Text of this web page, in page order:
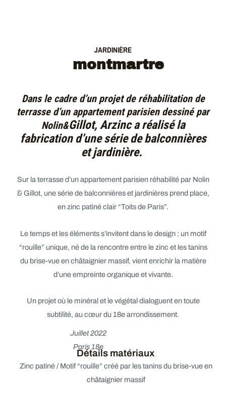
JARDINIÈRE
montmartre
Dans le cadre d’un projet de réhabilitation de
terrasse d’un appartement parisien dessiné par
Nolin&Gillot, Arzinc a réalisé la
fabrication d’une série de balconnières
et jardinière.
Sur la terrasse d’un appartement parisien réhabilité par Nolin
& Gillot, une série de balconnières et jardinièresprend place,
enzinc patiné clair “Toits de Paris”.
Le temps et les éléments s’invitent dans le design : un motif
“rouille” unique, né de la rencontre entre le zinc et lestanins
du brise-vue en châtaignier massif, vient enrichir la matière
d’une empreinte organique et vivante.
Un projet où le minéral et le végétal dialoguent en toute
subtilité, au cœur du 18e arrondissement.
Détails matériaux
Zinc patiné / Motif “rouille” créé par les tanins du brise-vue en
châtaignier massif
Juillet 2022
Paris 18e